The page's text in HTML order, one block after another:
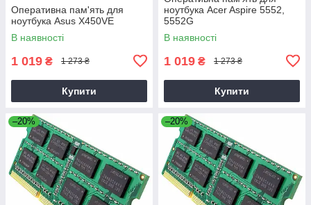
Оперативна пам'ять для
ноутбука Asus X450VE
В наявності
1 019 ₴ 1 273 ₴
Купити
ноутбука Acer Aspire 5552,
5552G
В наявності
1 019 ₴ 1 273 ₴
Купити
–20% –20%